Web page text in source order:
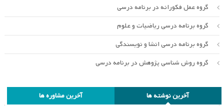
گروه عمل فکورانه در برنامه درسی
گروه برنامه درسی ریاضیات و علوم
گروه برنامه درسی انشا و نویسندگی
گروه روش شناسی پژوهش در برنامه درسی
آخرین نوشته ها آخرین مشاوره ها